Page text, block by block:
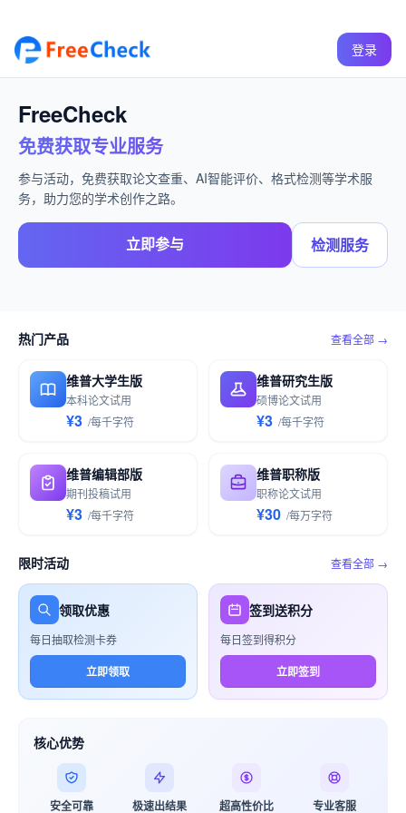
登录
FreeCheck
免费获取专业服务
参与活动，免费获取论文查重、AI智能评价、格式检测等学术服
务，助力您的学术创作之路。
立即参与 检测服务
热门产品 查看全部 →
维普大学生版
本科论文试用
¥3 /每千字符
维普研究生版
硕博论文试用
¥3 /每千字符
维普编辑部版
期刊投稿试用
¥3 /每千字符
维普职称版
职称论文试用
¥30 /每万字符
限时活动 查看全部 →
领取优惠
每日抽取检测卡券
立即领取
签到送积分
每日签到得积分
立即签到
核心优势
安全可靠 极速出结果 超高性价比 专业客服